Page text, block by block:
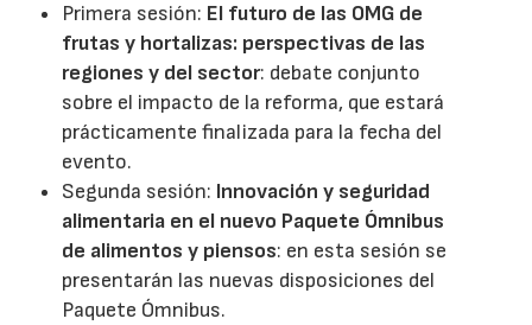
Primera sesión: El futuro de las OMG de
frutas y hortalizas: perspectivas de las
regiones y del sector: debate conjunto
sobre el impacto de la reforma, que estará
prácticamente finalizada para la fecha del
evento.
Segunda sesión: Innovación y seguridad
alimentaria en el nuevo Paquete Ómnibus
de alimentos y piensos: en esta sesión se
presentarán las nuevas disposiciones del
Paquete Ómnibus.